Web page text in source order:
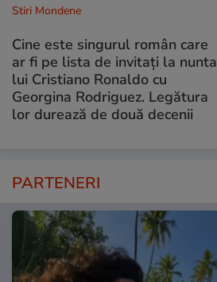
Stiri Mondene
Cine este singurul român care
ar fi pe lista de invitați la nunta
lui Cristiano Ronaldo cu
Georgina Rodriguez. Legătura
lor durează de două decenii
PARTENERI